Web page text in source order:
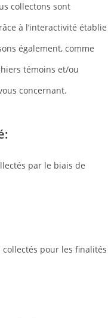
collectons sont
à l’interactivité établie
également, comme
témoins et/ou
concernant.
par le biais de
pour les finalités